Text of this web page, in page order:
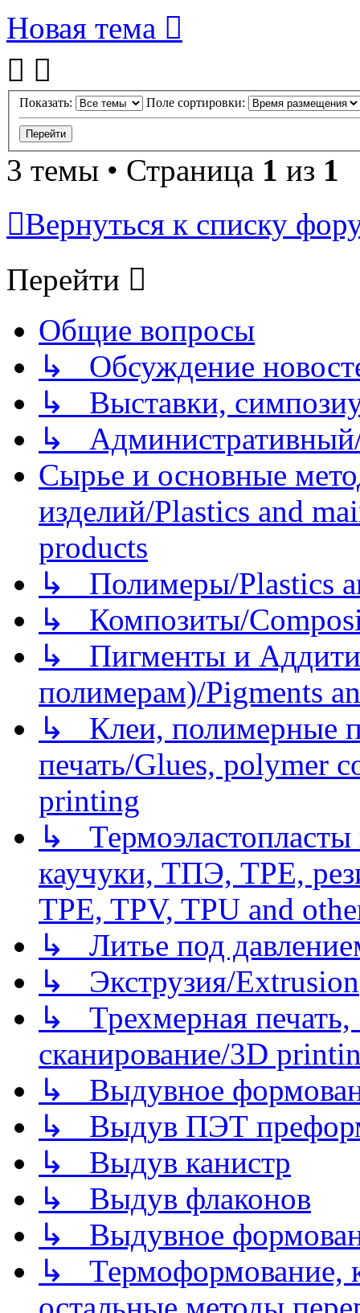
Новая тема
Показать: Поле сортировки:
3 темы • Страница 1 из 1
Вернуться к списку
Перейти
Общие вопросы
↳ Обсуждение
↳ Выставки,
↳
Сырье и основные
изделий/Plastics and
products
↳ Полимеры/Plastics
↳ Композиты/
↳ Пигменты и
полимерам)/Pigments
↳ Клеи, полимерные
печать/Glues, polymer
printing
↳
каучуки, ТПЭ, TPE,
TPE, TPV, TPU and
↳ Литье под
↳ Экструзия/Extrusion
↳ Трехмерная
сканирование/3D
↳ Выдувное
↳ Выдув ПЭТ
↳ Выдув канистр
↳ Выдув флаконов
↳ Выдувное
↳ Термоформование,